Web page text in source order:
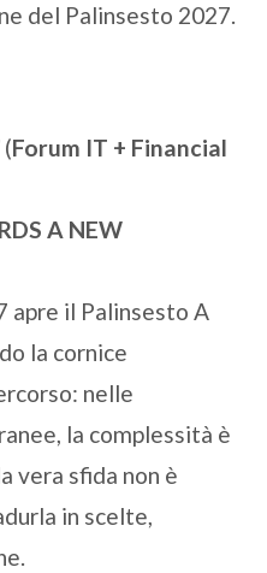
del Palinsesto 2027.
(Forum IT + Financial
A NEW
apre il Palinsesto A
la cornice
nelle
la complessità è
vera sfida non è
in scelte,